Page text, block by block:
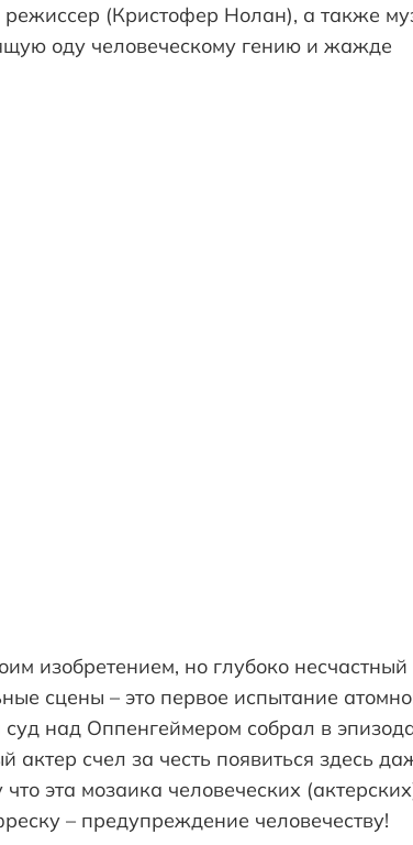
(Кристофер Нолан), а также
оду человеческому гению и жажде
изобретением, но глубоко несчастный
сцены – это первое испытание
над Оппенгеймером собрал в
счел за честь появиться здесь
эта мозаика человеческих
– предупреждение человечеству!